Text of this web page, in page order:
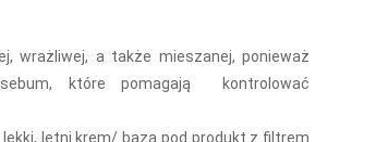
wrażliwej, a także mieszanej, ponieważ
które pomagają kontrolować
letni krem/ baza pod produkt z filtrem